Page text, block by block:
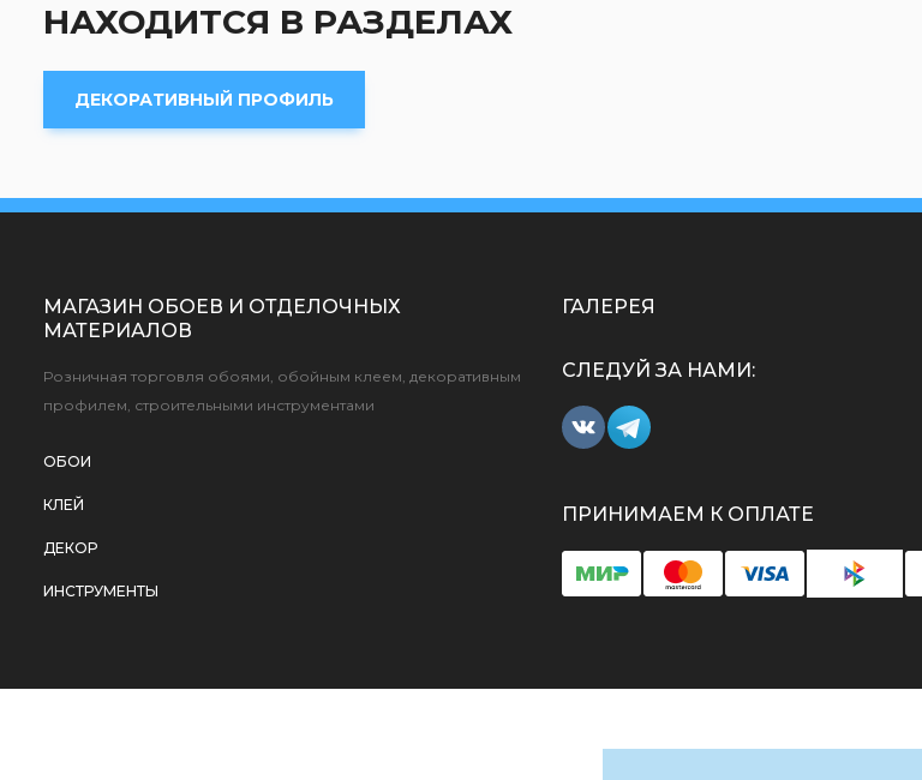
НАХОДИТСЯ В РАЗДЕЛАХ
ДЕКОРАТИВНЫЙ ПРОФИЛЬ
МАГАЗИН ОБОЕВ И ОТДЕЛОЧНЫХ
МАТЕРИАЛОВ
Розничная торговля обоями, обойным клеем, декоративным
профилем, строительными инструментами
ОБОИ
КЛЕЙ
ДЕКОР
ИНСТРУМЕНТЫ
ГАЛЕРЕЯ
СЛЕДУЙ ЗА НАМИ:
ПРИНИМАЕМ К ОПЛАТЕ